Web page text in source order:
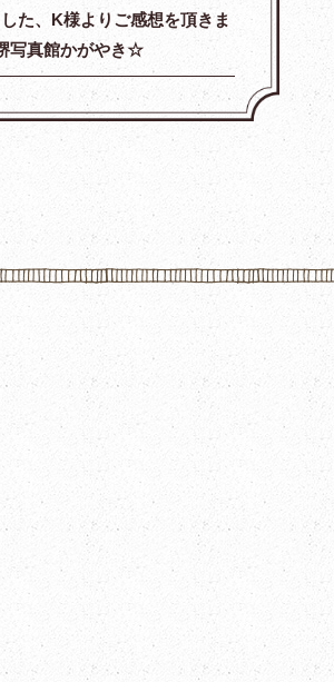
た、K様よりご感想を頂きま
写真館かがやき☆